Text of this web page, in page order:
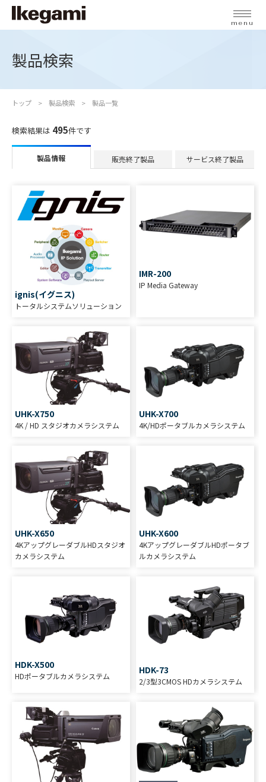
menu
製品検索
トップ 製品検索 製品一覧
検索結果は 495件です
製品情報 販売終了製品 サービス終了製品
ignis(イグニス)
トータルシステムソリューション
IMR-200
IP Media Gateway
UHK-X750
4K / HD スタジオカメラシステム
UHK-X700
4K/HDポータブルカメラシステム
UHK-X650
4KアップグレーダブルHDスタジオ
カメラシステム
UHK-X600
4KアップグレーダブルHDポータブ
ルカメラシステム
HDK-X500
HDポータブルカメラシステム
HDK-73
2/3型3CMOS HDカメラシステム